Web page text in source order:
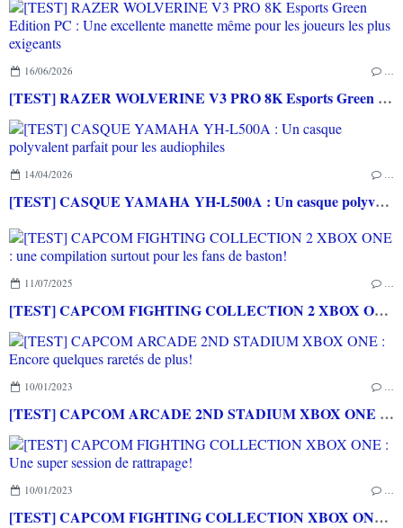
16/06/2026
[TEST] RAZER WOLVERINE V3 PRO 8K Esports Green Edition PC : Une excellente manette même pour les joueurs les plus exigeants
14/04/2026
[TEST] CASQUE YAMAHA YH-L500A : Un casque polyvalent parfait pour les audiophiles
11/07/2025
[TEST] CAPCOM FIGHTING COLLECTION 2 XBOX ONE : une compilation surtout pour les fans de baston!
10/01/2023
[TEST] CAPCOM ARCADE 2ND STADIUM XBOX ONE : Encore quelques raretés de plus!
10/01/2023
[TEST] CAPCOM FIGHTING COLLECTION XBOX ONE : Une super session de rattrapage!